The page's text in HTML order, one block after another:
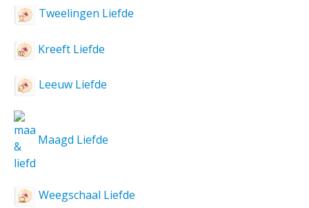
Tweelingen Liefde
Kreeft Liefde
Leeuw Liefde
Maagd Liefde
Weegschaal Liefde